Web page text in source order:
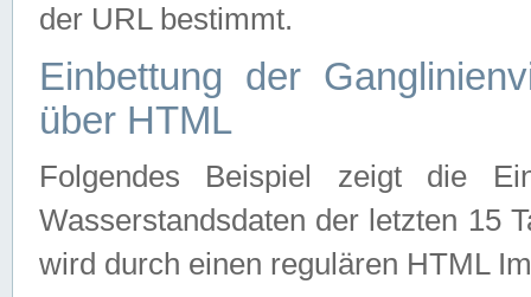
der URL bestimmt.
Einbettung der
über HTML
Folgendes Beispiel zeigt die
Wasserstandsdaten der letzten 15
wird durch einen regulären HTML